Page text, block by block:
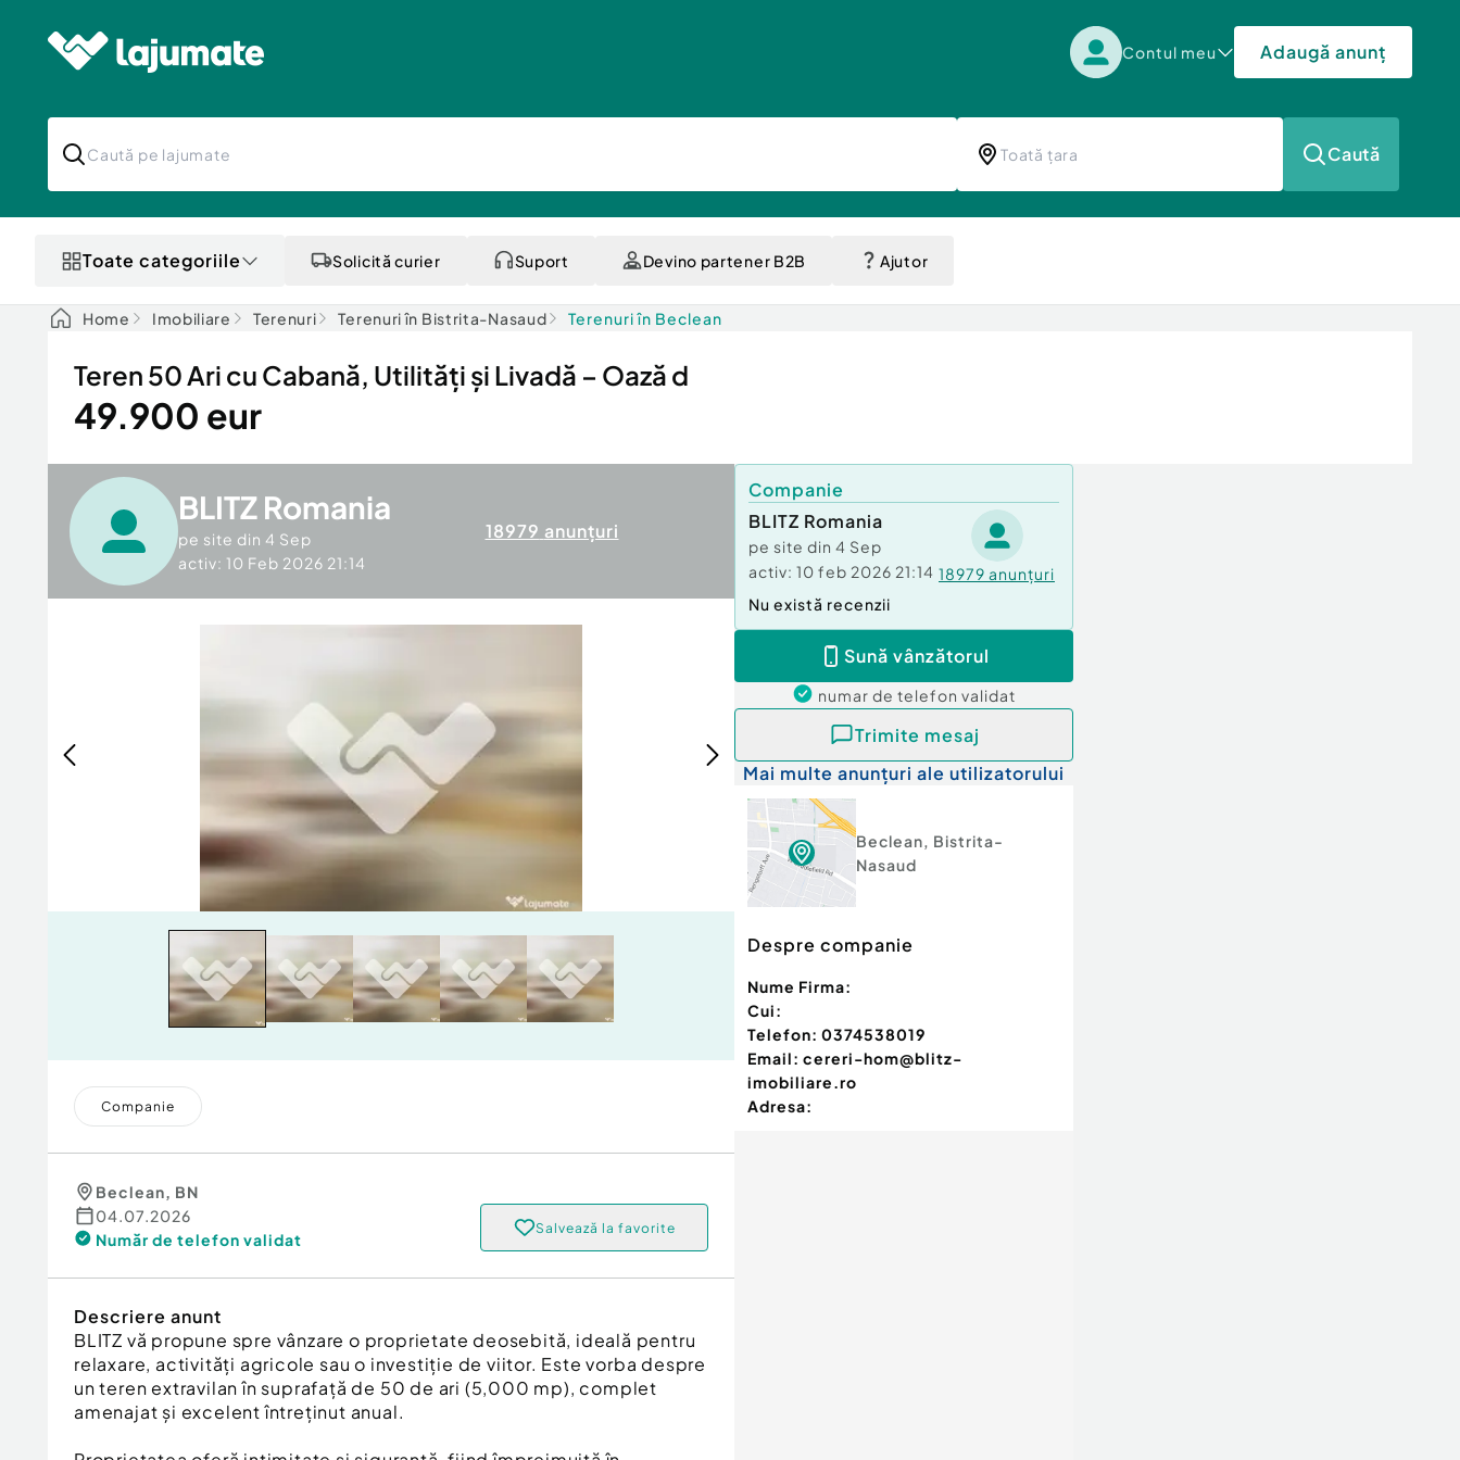
Contul meu Adaugă anunț
Caută
Toate categoriile Solicită curier Suport Devino partener B2B Ajutor
Home Imobiliare Terenuri Terenuri în Bistrita-Nasaud Terenuri în Beclean
Teren 50 Ari cu Cabană, Utilități și Livadă – Oază d
49.900 eur
BLITZ Romania
pe site din 4 Sep
activ: 10 Feb 2026 21:14
18979 anunțuri
Companie
Beclean, BN
04.07.2026
Număr de telefon validat
Salvează la favorite
Descriere anunt
BLITZ vă propune spre vânzare o proprietate deosebită, ideală pentru
relaxare, activități agricole sau o investiție de viitor. Este vorba despre
un teren extravilan în suprafață de 50 de ari (5,000 mp), complet
amenajat și excelent întreținut anual.
Companie
BLITZ Romania
pe site din 4 Sep
activ: 10 feb 2026 21:14 18979 anunțuri
Nu există recenzii
Sună vânzătorul
numar de telefon validat
Trimite mesaj
Mai multe anunțuri ale utilizatorului
Beclean, Bistrita-
Nasaud
Despre companie
Nume Firma:
Cui:
Telefon: 0374538019
Email: cereri-hom@blitz-
imobiliare.ro
Adresa: